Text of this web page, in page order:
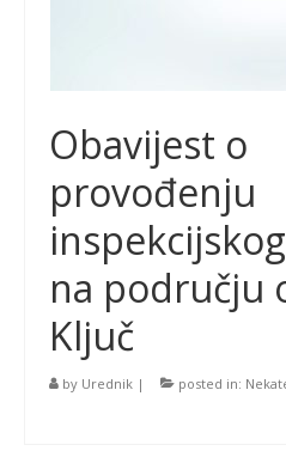
Obavijest o
provođenju
na području
Ključ
by Urednik | posted in: